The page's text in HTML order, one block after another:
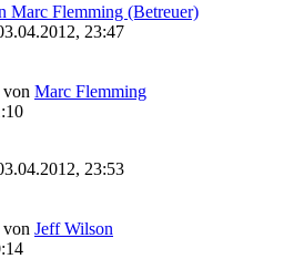
Marc Flemming (Betreuer)
23:47
von Marc Flemming
23:53
von Jeff Wilson